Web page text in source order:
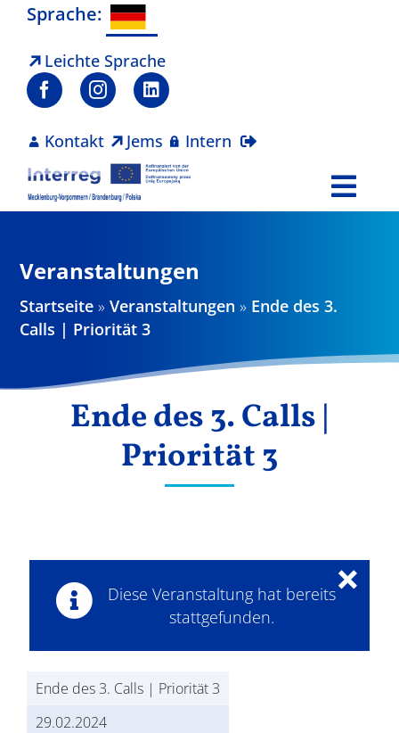
Zum
springen
Sprache:
Leichte Sprache
Kontakt Jems Intern
Projekte
Ergebnisse
Veranstaltungen
Startseite »Veranstaltungen » Ende des 3.
Calls | Priorität 3
Ende des 3. Calls |
Priorität 3
Diese Veranstaltung hat bereits
stattgefunden.
×
Ende des 3. Calls | Priorität 3
29.02.2024